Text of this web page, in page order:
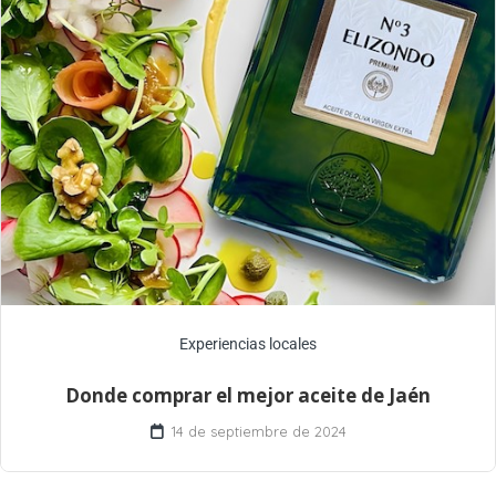
Experiencias locales
Donde comprar el mejor aceite de Jaén
14 de septiembre de 2024